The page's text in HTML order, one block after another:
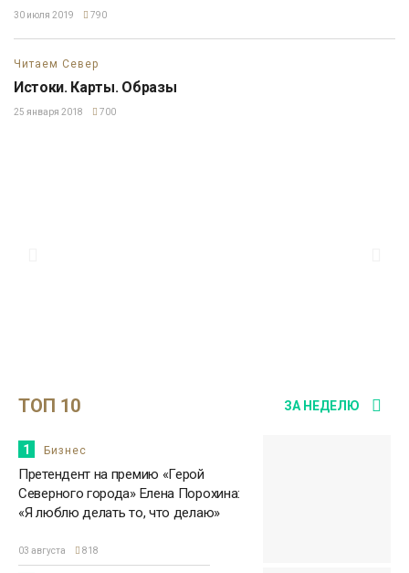
30 июля 2019 790
Читаем Север
Истоки. Карты. Образы
25 января 2018 700
ТОП 10 ЗА НЕДЕЛЮ
1 Бизнес
Претендент на премию «Герой
Северного города» Елена Порохина:
«Я люблю делать то, что делаю»
03 августа 818